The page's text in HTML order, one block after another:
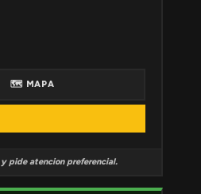
🗺 MAPA
y pide atencion preferencial.